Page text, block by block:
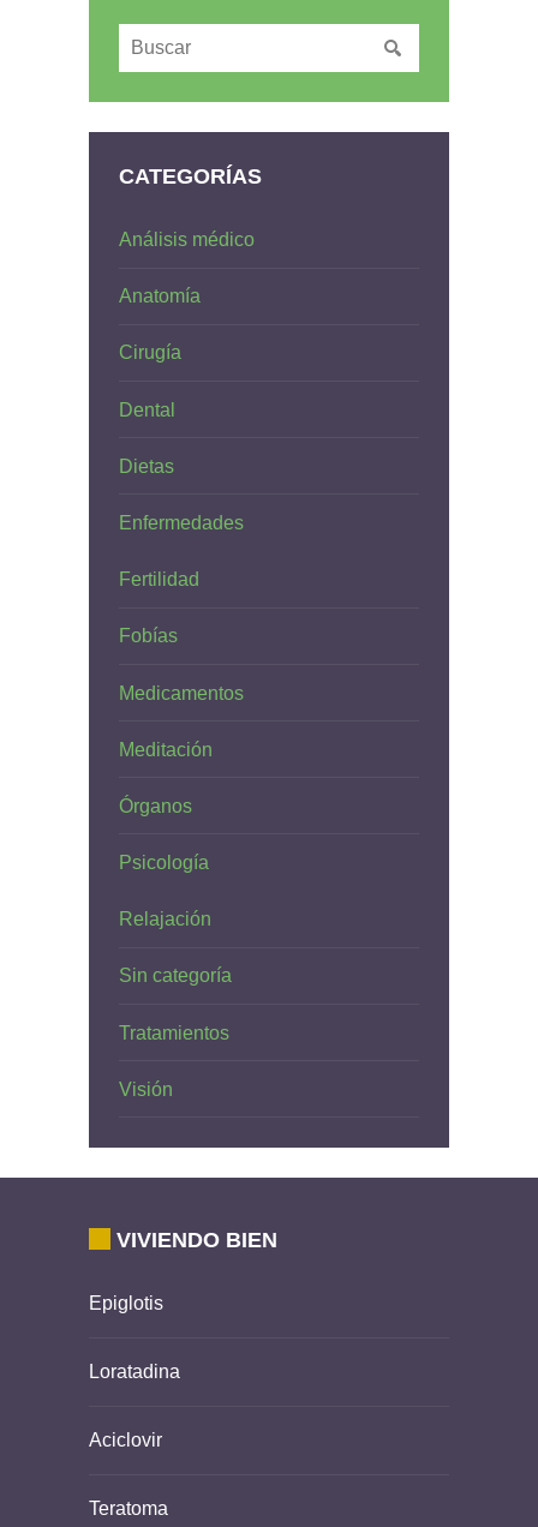
CATEGORÍAS
Análisis médico
Anatomía
Cirugía
Dental
Dietas
Enfermedades
Fertilidad
Fobías
Medicamentos
Meditación
Órganos
Psicología
Relajación
Sin categoría
Tratamientos
Visión
VIVIENDO BIEN
Epiglotis
Loratadina
Aciclovir
Teratoma